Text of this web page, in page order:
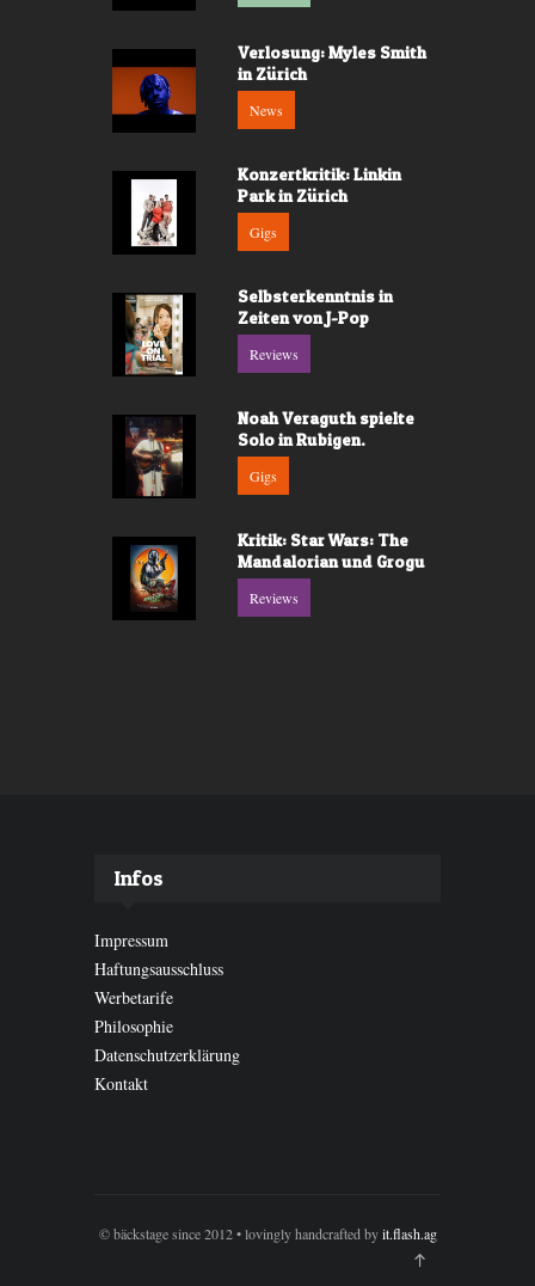
Verlosung: Myles Smith
in Zürich
News
Konzertkritik: Linkin
Park in Zürich
Gigs
Selbsterkenntnis in
Zeiten von J-Pop
Reviews
Noah Veraguth spielte
Solo in Rubigen.
Gigs
Kritik: Star Wars: The
Mandalorian und Grogu
Reviews
Infos
Impressum
Haftungsausschluss
Werbetarife
Philosophie
Datenschutzerklärung
Kontakt
© bäckstage since 2012 • lovingly handcrafted byit.flash.ag